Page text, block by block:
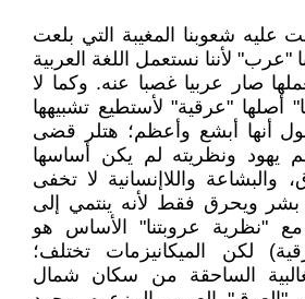
عليه شعوبنا المغيبة التي بلعت
"عرب" لأننا نستعمل اللغة العربية
صار عربيا غصبا عنه. وكما لا
أصلها "عرقية" لأستطيع تشبيهها
أنها أبشع وأعظم؛ هتلر قضى
يهود ونظريته لم يكن أساسها
والبشاعة واللاإنسانية لا تخفى
ويحرق فقط لأنه ينتمي إلى
"نظرية عروبتنا" الأساس هو
لكن الميكانيزمات تختلف؛
الساحقة من سكان شمال